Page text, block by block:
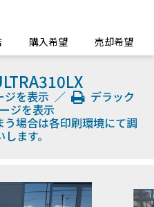
購入希望 売却希望
ジを表示 ／
デラック
ジを表示
場合は各印刷環境にて調
ます。